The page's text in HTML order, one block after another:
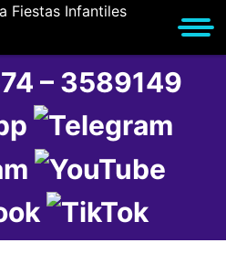
– 3589149